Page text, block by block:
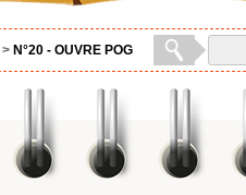
> N°20 - OUVRE POG